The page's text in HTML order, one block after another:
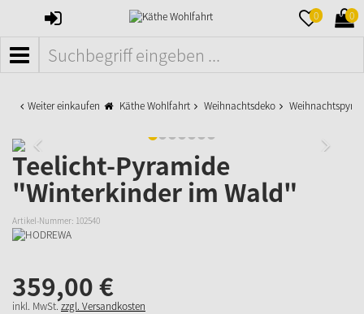
ANMELDEN 0 0
MENÜ
Weiter einkaufen Käthe Wohlfahrt Weihnachtsdeko
Teelicht-Pyramide
"Winterkinder im Wald"
Artikel-Nummer: 102540
359,00€
inkl. MwSt.zzgl. Versandkosten